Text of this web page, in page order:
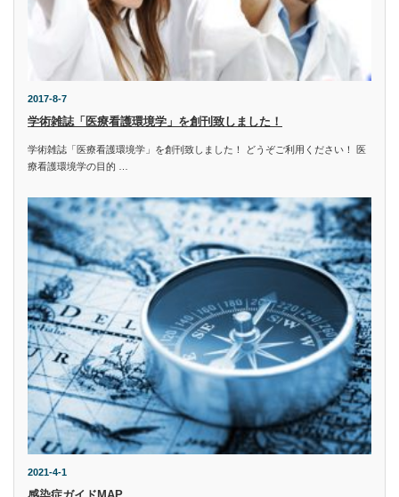
2017-8-7
学術雑誌「医療看護環境学」を創刊致しました！
学術雑誌「医療看護環境学」を創刊致しました！ どうぞご利用ください！ 医
療看護環境学の目的 …
2021-4-1